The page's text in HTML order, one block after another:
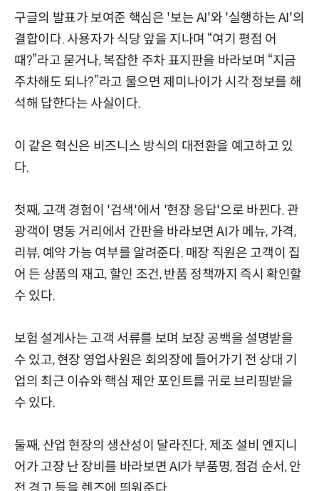
구글의 발표가 보여준 핵심은 '보는 AI'와 '실행하는 AI'의
결합이다. 사용자가 식당 앞을 지나며 “여기 평점 어
때?”라고 묻거나, 복잡한 주차 표지판을 바라보며 “지금
주차해도 되나?”라고 물으면 제미나이가 시각 정보를 해
석해 답한다는 사실이다.
이 같은 혁신은 비즈니스 방식의 대전환을 예고하고 있
다.
첫째, 고객 경험이 '검색'에서 '현장 응답'으로 바뀐다. 관
광객이 명동 거리에서 간판을 바라보면 AI가 메뉴, 가격,
리뷰, 예약 가능 여부를 알려준다. 매장 직원은 고객이 집
어 든 상품의 재고, 할인 조건, 반품 정책까지 즉시 확인할
수 있다.
보험 설계사는 고객 서류를 보며 보장 공백을 설명받을
수 있고, 현장 영업사원은 회의장에 들어가기 전 상대 기
업의 최근 이슈와 핵심 제안 포인트를 귀로 브리핑받을
수 있다.
둘째, 산업 현장의 생산성이 달라진다. 제조 설비 엔지니
어가 고장 난 장비를 바라보면 AI가 부품명, 점검 순서, 안